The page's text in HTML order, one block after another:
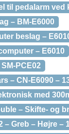
til pedalarm ved
– BM-E6000
beslag –
– E6010
PCE02
– CN-E6090 –
med
– Skifte- og
– Greb – Højre –